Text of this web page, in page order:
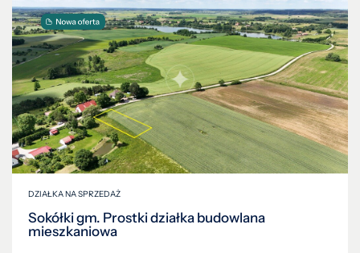
DZIAŁKA NA SPRZEDAŻ
Sokółki gm. Prostki działka budowlana
mieszkaniowa